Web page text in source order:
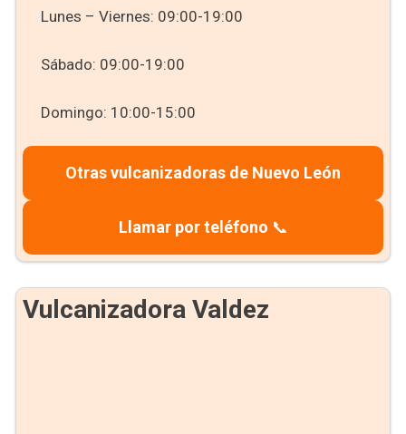
Lunes – Viernes: 09:00-19:00
Sábado: 09:00-19:00
Domingo: 10:00-15:00
Otras vulcanizadoras de Nuevo León
Llamar por teléfono 📞
Vulcanizadora Valdez